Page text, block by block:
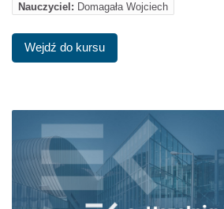
Nauczyciel: Domagała Wojciech
Wejdź do kursu